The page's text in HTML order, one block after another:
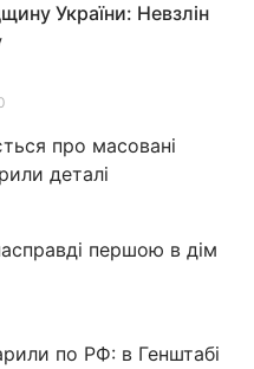
України: Невзлін
про масовані
деталі
першою в дім
по РФ: в Генштабі